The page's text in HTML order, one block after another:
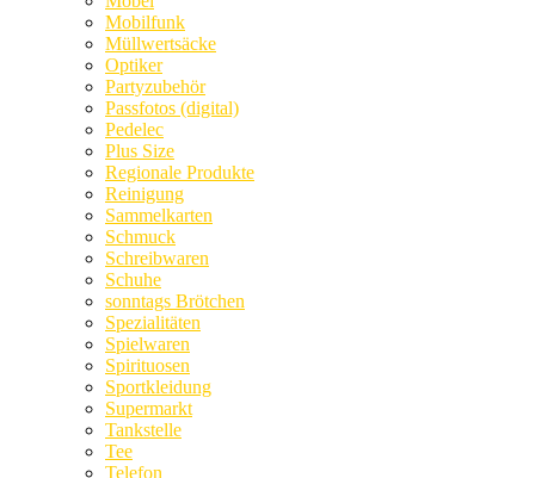
Mobilfunk
Müllwertsäcke
Optiker
Partyzubehör
Passfotos (digital)
Pedelec
Plus Size
Regionale Produkte
Reinigung
Sammelkarten
Schmuck
Schreibwaren
Schuhe
sonntags Brötchen
Spezialitäten
Spielwaren
Spirituosen
Sportkleidung
Supermarkt
Tankstelle
Tee
Telefon